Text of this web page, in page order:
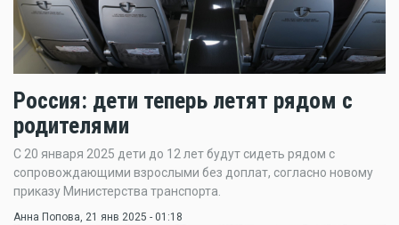
Россия: дети теперь летят рядом с
родителями
С 20 января 2025 дети до 12 лет будут сидеть рядом с
сопровождающими взрослыми без доплат, согласно новому
приказу Министерства транспорта.
Анна Попова, 21 янв 2025 - 01:18